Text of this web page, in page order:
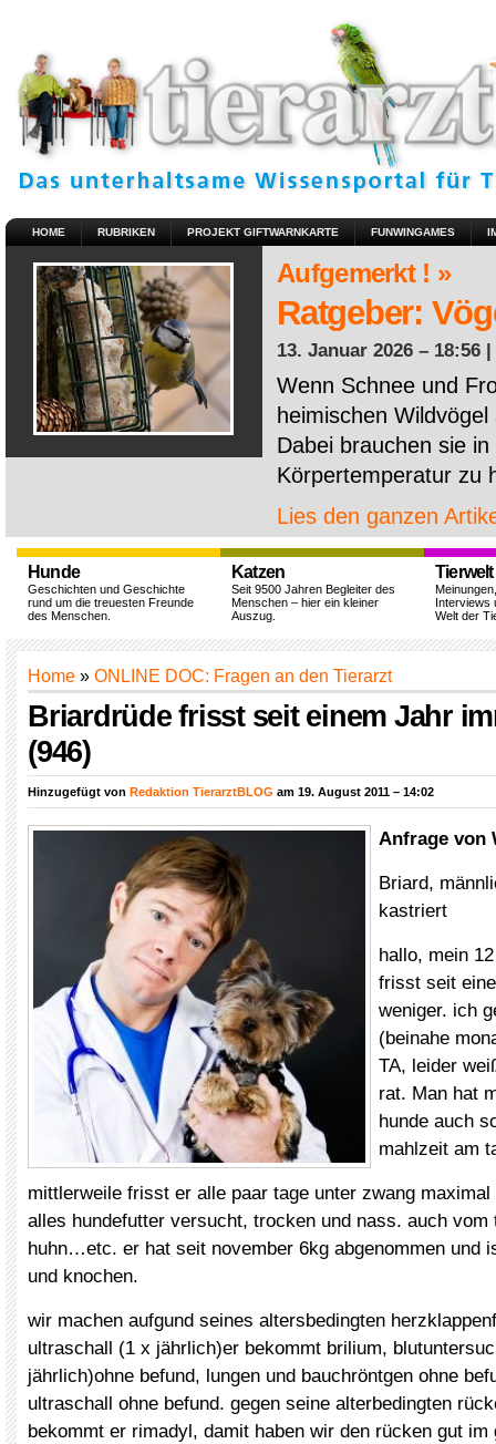
HOME RUBRIKEN PROJEKT GIFTWARNKARTE FUNWINGAMES
Aufgemerkt ! »
Ratgeber:
13. Januar 2026 – 18:56 |
Wenn Schnee und
heimischen
Dabei brauchen sie
Körpertemperatur zu
Lies den ganzen
Hunde
Geschichten und Geschichte
rund um die treuesten Freunde
des Menschen.
Katzen
Seit 9500 Jahren Begleiter des
Menschen – hier ein kleiner
Auszug.
Tierwelt
Interviews
Welt der
Home » ONLINE DOC: Fragen an den Tierarzt
Briardrüde frisst seit einem Jahr
(946)
Hinzugefügt von Redaktion TierarztBLOG am 19. August 2011 – 14:02
Anfrage von
Briard,
kastriert
hallo, mein
frisst seit
weniger. ich
(beinahe
TA, leider
rat. Man hat
hunde auch
mahlzeit am
mittlerweile frisst er alle paar tage unter zwang maximal
alles hundefutter versucht, trocken und nass. auch
huhn…etc. er hat seit november 6kg abgenommen und
und knochen.
wir machen aufgund seines altersbedingten
ultraschall (1 x jährlich)er bekommt brilium,
jährlich)ohne befund, lungen und bauchröntgen ohne
ultraschall ohne befund. gegen seine alterbedingten
bekommt er rimadyl, damit haben wir den rücken gut